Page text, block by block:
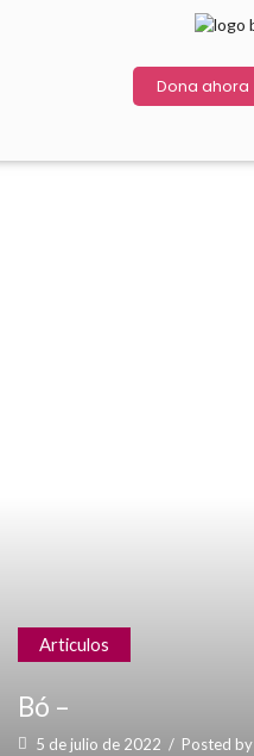
Dona ahora
Articulos
Bó –
5 de julio de 2022 / Posted by